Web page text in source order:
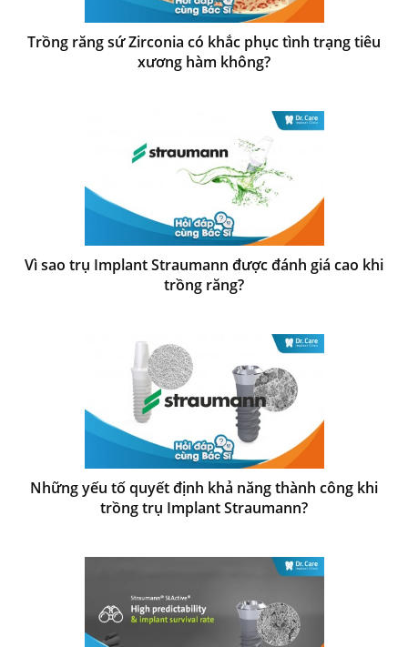
Trồng răng sứ Zirconia có khắc phục tình trạng tiêu
xương hàm không?
Vì sao trụ Implant Straumann được đánh giá cao khi
trồng răng?
Những yếu tố quyết định khả năng thành công khi
trồng trụ Implant Straumann?